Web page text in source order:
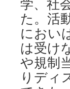
学、社
た。活
におい
は受け
や規制
りディ